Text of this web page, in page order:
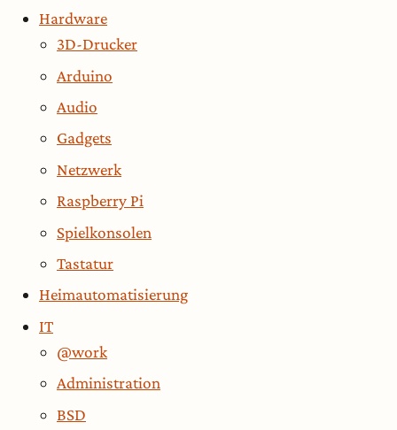
Hardware
3D-Drucker
Arduino
Audio
Gadgets
Netzwerk
Raspberry Pi
Spielkonsolen
Tastatur
Heimautomatisierung
IT
@work
Administration
BSD